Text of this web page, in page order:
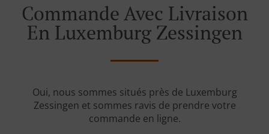
Commande Avec Livraison
En Luxemburg Zessingen
Oui, nous sommes situés près de Luxemburg
Zessingen et sommes ravis de prendre votre
commande en ligne.